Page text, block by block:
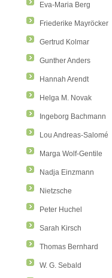
Eva-Maria Berg
Friederike Mayröcker
Gertrud Kolmar
Gunther Anders
Hannah Arendt
Helga M. Novak
Ingeborg Bachmann
Lou Andreas-Salomé
Marga Wolf-Gentile
Nadja Einzmann
Nietzsche
Peter Huchel
Sarah Kirsch
Thomas Bernhard
W. G. Sebald